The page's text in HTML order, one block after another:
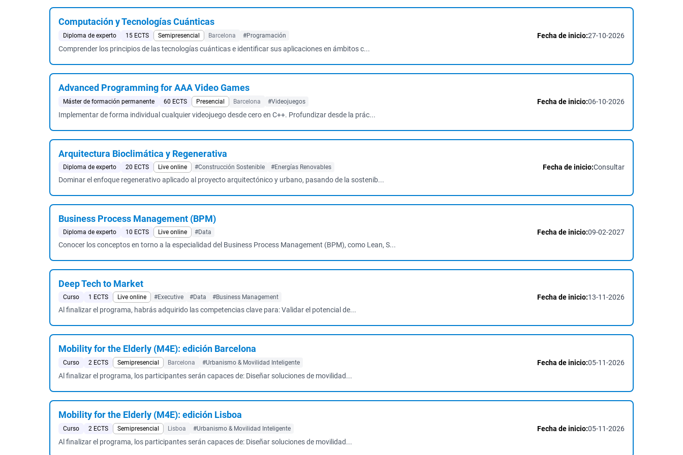
Computación y Tecnologías Cuánticas
Diploma de experto 15 ECTS Semipresencial Barcelona #Programación Fecha de inicio:27-10-2026
Comprender los principios de las tecnologías cuánticas e identificar sus aplicaciones en ámbitos c...
Advanced Programming for AAA Video Games
Máster de formación permanente 60 ECTS Presencial Barcelona #Videojuegos Fecha de inicio:06-10-2026
Implementar de forma individual cualquier videojuego desde cero en C++. Profundizar desde la prác...
Arquitectura Bioclimática y Regenerativa
Diploma de experto 20 ECTS Live online #Construcción Sostenible #Energías Renovables Fecha de inicio:Consultar
Dominar el enfoque regenerativo aplicado al proyecto arquitectónico y urbano, pasando de la sostenib...
Business Process Management (BPM)
Diploma de experto 10 ECTS Live online #Data Fecha de inicio:09-02-2027
Conocer los conceptos en torno a la especialidad del Business Process Management (BPM), como Lean, S...
Deep Tech to Market
Curso 1 ECTS Live online #Executive #Data #Business Management Fecha de inicio:13-11-2026
Al finalizar el programa, habrás adquirido las competencias clave para: Validar el potencial de...
Mobility for the Elderly (M4E): edición Barcelona
Curso 2 ECTS Semipresencial Barcelona #Urbanismo & Movilidad Inteligente Fecha de inicio:05-11-2026
Al finalizar el programa, los participantes serán capaces de: Diseñar soluciones de movilidad...
Mobility for the Elderly (M4E): edición Lisboa
Curso 2 ECTS Semipresencial Lisboa #Urbanismo & Movilidad Inteligente Fecha de inicio:05-11-2026
Al finalizar el programa, los participantes serán capaces de: Diseñar soluciones de movilidad...